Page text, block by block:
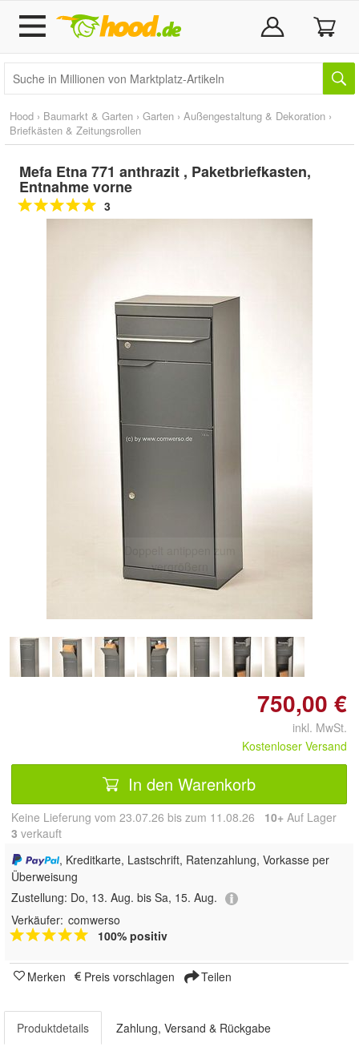
Hood › Baumarkt & Garten › Garten › Außengestaltung & Dekoration ›
Briefkästen & Zeitungsrollen
Mefa Etna 771 anthrazit , Paketbriefkasten,
Entnahme vorne
3
Doppelt antippen zum
vergrößern
750,00 €
inkl. MwSt.
Kostenloser Versand
In den Warenkorb
Keine Lieferung vom 23.07.26 bis zum 11.08.26 10+ Auf Lager
3 verkauft
, Kreditkarte, Lastschrift, Ratenzahlung, Vorkasse per
Überweisung
Zustellung: Do, 13. Aug. bis Sa, 15. Aug.
Verkäufer: comwerso
100% positiv
Merken Preis vorschlagen Teilen
Produktdetails Zahlung, Versand & Rückgabe